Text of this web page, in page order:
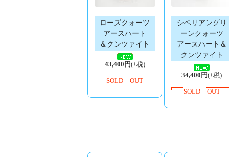
ローズクォーツ
アースハート
＆クンツァイト
43,400円(+税)
SOLD OUT
シベリアングリ
ーンクォーツ
アースハート＆
クンツァイト
34,400円(+税)
SOLD OUT